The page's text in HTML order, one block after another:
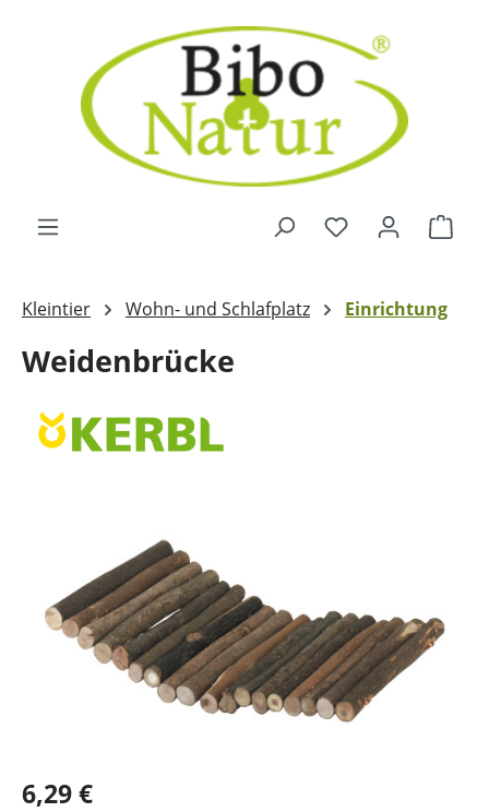
Zum Hauptinhalt springen
Kleintier Wohn- und Schlafplatz Einrichtung
Weidenbrücke
6,29 €